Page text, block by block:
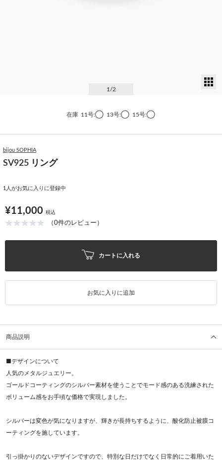
1 /2
在庫 11号:◯ 13号:◯ 15号:◯
bijou SOPHIA
SV925 リング
1 人がお気に入りに登録中
¥11,000 税込
（0件のレビュー）
カートに入れる
お気に入りに追加
商品説明
■デザインについて
人気のメタルジュエリー。
ゴールドコーティングのシルバー素材を使うことでモード感のある洗練された
ボリューム感をお手頃な価格で実現しました。
シルバーは変色が気になりますが、輝きが長持ちするように、酸化防止被膜コ
ーティングを施しています。
引っ掛かりのないデザインですので、特別な日だけでなく日常的にご着用いた